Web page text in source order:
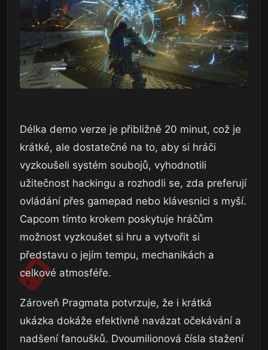
Délka demo verze je přibližně 20 minut, což je
krátké, ale dostatečné na to, aby si hráči
vyzkoušeli systém soubojů, vyhodnotili
užitečnost hackingu a rozhodli se, zda preferují
ovládání přes gamepad nebo klávesnici s myší.
Capcom tímto krokem poskytuje hráčům
možnost vyzkoušet si hru a vytvořit si
představu o jejím tempu, mechanikách a
celkové atmosféře.
Zároveň Pragmata potvrzuje, že i krátká
ukázka dokáže efektivně navázat očekávání a
nadšení fanoušků. Dvoumilionová čísla stažení